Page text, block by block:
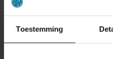
Toestemming